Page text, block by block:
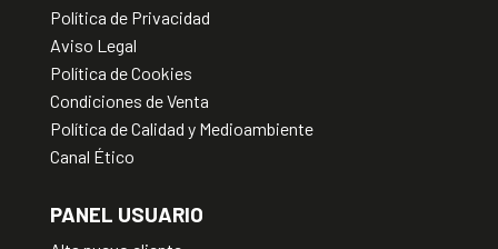
Política de Privacidad
Aviso Legal
Política de Cookies
Condiciones de Venta
Política de Calidad y Medioambiente
Canal Ético
PANEL USUARIO